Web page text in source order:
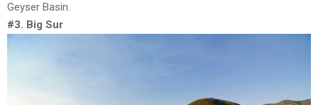
Geyser Basin.
#3. Big Sur